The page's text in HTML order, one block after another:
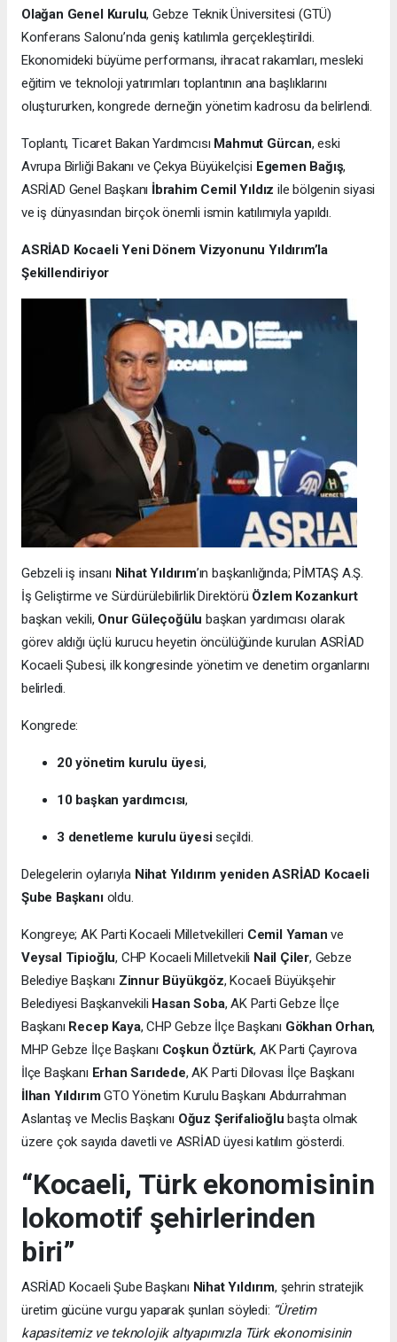
Olağan Genel Kurulu, Gebze Teknik Üniversitesi (GTÜ)
Konferans Salonu’nda geniş katılımla gerçekleştirildi.
Ekonomideki büyüme performansı, ihracat rakamları, mesleki
eğitim ve teknoloji yatırımları toplantının ana başlıklarını
oluştururken, kongrede derneğin yönetim kadrosu da belirlendi.
Toplantı, Ticaret Bakan Yardımcısı Mahmut Gürcan, eski
Avrupa Birliği Bakanı ve Çekya Büyükelçisi Egemen Bağış,
ASRİAD Genel Başkanı İbrahim Cemil Yıldız ile bölgenin siyasi
ve iş dünyasından birçok önemli ismin katılımıyla yapıldı.
ASRİAD Kocaeli Yeni Dönem Vizyonunu Yıldırım’la
Şekillendiriyor
Gebzeli iş insanı Nihat Yıldırım’ın başkanlığında; PİMTAŞ A.Ş.
İş Geliştirme ve Sürdürülebilirlik Direktörü Özlem Kozankurt
başkan vekili, Onur Güleçoğülu başkan yardımcısı olarak
görev aldığı üçlü kurucu heyetin öncülüğünde kurulan ASRİAD
Kocaeli Şubesi, ilk kongresinde yönetim ve denetim organlarını
belirledi.
Kongrede:
20 yönetim kurulu üyesi,
10 başkan yardımcısı,
3 denetleme kurulu üyesiseçildi.
Delegelerin oylarıyla Nihat Yıldırım yeniden ASRİAD Kocaeli
Şube Başkanıoldu.
Kongreye; AK Parti Kocaeli Milletvekilleri Cemil Yaman ve
Veysal Tipioğlu, CHP Kocaeli Milletvekili Nail Çiler, Gebze
Belediye Başkanı Zinnur Büyükgöz, Kocaeli Büyükşehir
Belediyesi Başkanvekili Hasan Soba, AK Parti Gebze İlçe
Başkanı Recep Kaya, CHP Gebze İlçe Başkanı Gökhan Orhan,
MHP Gebze İlçe Başkanı Coşkun Öztürk, AK Parti Çayırova
İlçe Başkanı Erhan Sarıdede, AK Parti Dilovası İlçe Başkanı
İlhan YıldırımGTO Yönetim Kurulu Başkanı Abdurrahman
Aslantaş ve Meclis Başkanı Oğuz Şerifalioğlu başta olmak
üzere çok sayıda davetli ve ASRİAD üyesi katılım gösterdi.
“Kocaeli, Türk ekonomisinin
lokomotif şehirlerinden
biri”
ASRİAD Kocaeli Şube Başkanı Nihat Yıldırım, şehrin stratejik
üretim gücüne vurgu yaparak şunları söyledi: “Üretim
kapasitemiz ve teknolojik altyapımızla Türk ekonomisinin